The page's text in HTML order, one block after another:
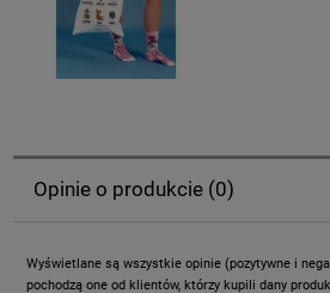
Opinie o produkcie (0)
Wyświetlane są wszystkie opinie (pozytywne i
pochodzą one od klientów, którzy kupili dany